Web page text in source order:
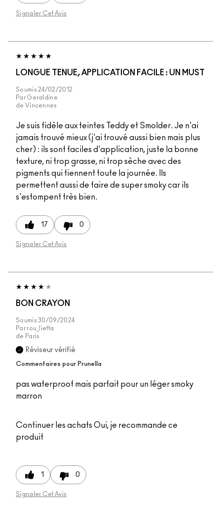
Signaler Cet Avis
LONGUE TENUE, APPLICATION FACILE : UN MUST
Soumis 24/02/2012
Par Geraldine
de Vincennes
Je suis fidèle aux teintes Teddy et Smolder. Je n'ai
jamais trouvé mieux (j'ai trouvé aussi bien mais plus
cher) : ils sont faciles d'application, juste la bonne
texture, ni trop grasse, ni trop sèche avec des
pigments qui tiennent toute la journée. Ils
permettent aussi de faire de super smoky car ils
s'estompent très bien.
17 0
Signaler Cet Avis
BON CRAYON
Soumis30/09/2024
Par rou_lietta
de Paris
Réviseur vérifié
Commentaires pour Prunella
pas waterproof mais parfait pour un léger smoky
marron
Continuer les achats Oui, je recommande ce
produit
1 0
Signaler Cet Avis